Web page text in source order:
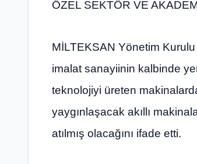
ÖZEL SEKTÖR VE
MİLTEKSAN Yönetim Kurulu
imalat sanayiinin kalbinde
teknolojiyi üreten
yaygınlaşacak akıllı
atılmış olacağını ifade etti.